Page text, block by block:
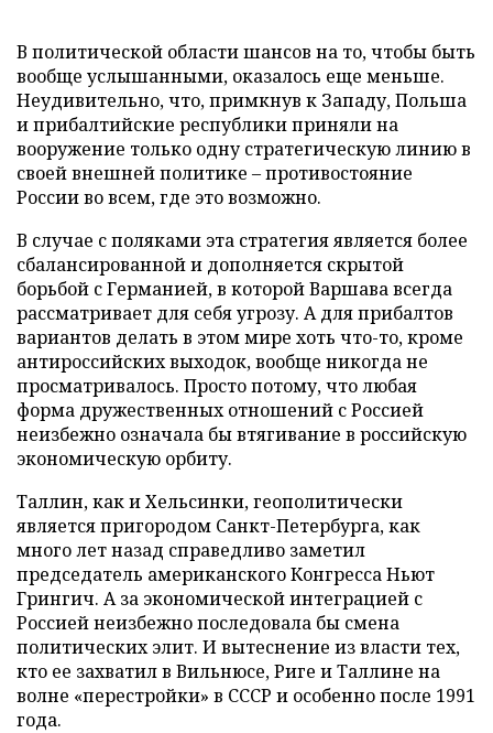
В политической области шансов на то, чтобы быть
вообще услышанными, оказалось еще меньше.
Неудивительно, что, примкнув к Западу, Польша
и прибалтийские республики приняли на
вооружение только одну стратегическую линию в
своей внешней политике – противостояние
России во всем, где это возможно.
В случае с поляками эта стратегия является более
сбалансированной и дополняется скрытой
борьбой с Германией, в которой Варшава всегда
рассматривает для себя угрозу. А для прибалтов
вариантов делать в этом мире хоть что-то, кроме
антироссийских выходок, вообще никогда не
просматривалось. Просто потому, что любая
форма дружественных отношений с Россией
неизбежно означала бы втягивание в российскую
экономическую орбиту.
Таллин, как и Хельсинки, геополитически
является пригородом Санкт-Петербурга, как
много лет назад справедливо заметил
председатель американского Конгресса Ньют
Грингич. А за экономической интеграцией с
Россией неизбежно последовала бы смена
политических элит. И вытеснение из власти тех,
кто ее захватил в Вильнюсе, Риге и Таллине на
волне «перестройки» в СССР и особенно после 1991
года.